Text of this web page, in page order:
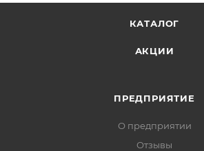
КАТАЛОГ
АКЦИИ
ПРЕДПРИЯТИЕ
О предприятии
Отзывы